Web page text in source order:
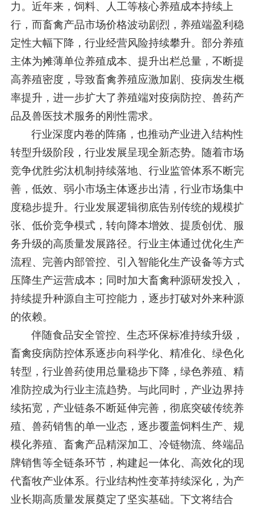
力。近年来，饲料、人工等核心养殖成本持续上
行，而畜禽产品市场价格波动剧烈，养殖端盈利稳
定性大幅下降，行业经营风险持续攀升。部分养殖
主体为摊薄单位养殖成本、提升出栏总量，不断提
高养殖密度，导致畜禽养殖应激加剧、疫病发生概
率提升，进一步扩大了养殖端对疫病防控、兽药产
品及兽医技术服务的刚性需求。
行业深度内卷的阵痛，也推动产业进入结构性
转型升级阶段，行业发展呈现全新态势。随着市场
竞争优胜劣汰机制持续落地、行业监管体系不断完
善，低效、弱小市场主体逐步出清，行业市场集中
度稳步提升。行业发展逻辑彻底告别传统的规模扩
张、低价竞争模式，转向降本增效、提质创优、服
务升级的高质量发展路径。行业主体通过优化生产
流程、完善内部管控、引入智能化生产设备等方式
压降生产运营成本；同时加大畜禽种源研发投入，
持续提升种源自主可控能力，逐步打破对外来种源
的依赖。
伴随食品安全管控、生态环保标准持续升级，
畜禽疫病防控体系逐步向科学化、精准化、绿色化
转型，行业兽药使用总量稳步下降，绿色养殖、精
准防控成为行业主流趋势。与此同时，产业边界持
续拓宽，产业链条不断延伸完善，彻底突破传统养
殖、兽药销售的单一业态，逐步覆盖饲料生产、规
模化养殖、畜禽产品精深加工、冷链物流、终端品
牌销售等全链条环节，构建起一体化、高效化的现
代畜牧产业体系。行业结构性变革持续深化，为产
业长期高质量发展奠定了坚实基础。下文将结合